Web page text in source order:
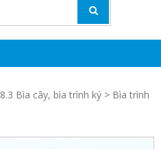
8.3 Bìa cây, bìa trình ký > Bìa trình